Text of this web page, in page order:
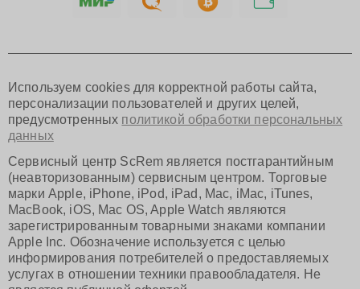
Хабаровск
Омск
Красноярск
Пермь
Ульяновск
Киров
Архангельск
Астрахань
Белгород
Благовещенск
Брянск
Владивосток
Владикавказ
Используем cookies для корректной работы сайта,
персонализации пользователей и других целей,
предусмотренных политикой обработки персональных
данных
Сервисный центр ScRem является постгарантийным
(неавторизованным) сервисным центром. Торговые
марки Apple, iPhone, iPod, iPad, Mac, iMac, iTunes,
MacBook, iOS, Mac OS, Apple Watch являются
зарегистрированным товарными знаками компании
Apple Inc. Обозначение используется с целью
информирования потребителей о предоставляемых
услугах в отношении техники правообладателя. Не